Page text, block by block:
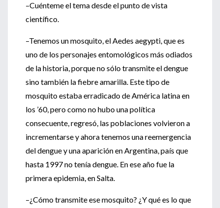
–Cuénteme el tema desde el punto de vista
científico.
–Tenemos un mosquito, el Aedes aegypti, que es
uno de los personajes entomológicos más odiados
de la historia, porque no sólo transmite el dengue
sino también la fiebre amarilla. Este tipo de
mosquito estaba erradicado de América latina en
los ’60, pero como no hubo una política
consecuente, regresó, las poblaciones volvieron a
incrementarse y ahora tenemos una reemergencia
del dengue y una aparición en Argentina, país que
hasta 1997 no tenía dengue. En ese año fue la
primera epidemia, en Salta.
–¿Cómo transmite ese mosquito? ¿Y qué es lo que